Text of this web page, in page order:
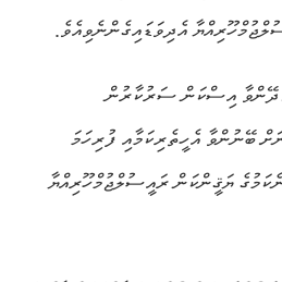
އެދިވަޑައިގެންނެވިއެވެ.
ދޭންވާ އިސްކަން ސަރުކާރުން
ބޭނުންވާ އެހީތެރިކަމާއި ފުރިހަމަ
ޔަޤީންކަން ރައީސުލްޖުމްހޫރިއްޔާ